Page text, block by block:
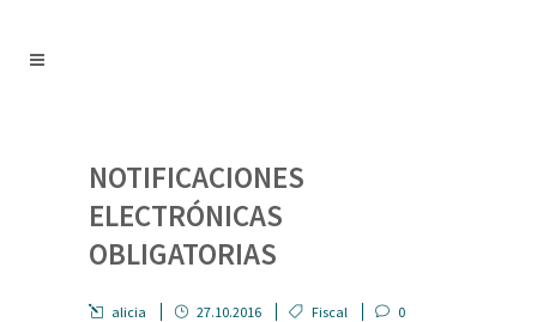
NOTIFICACIONES
ELECTRÓNICAS
OBLIGATORIAS
alicia 27.10.2016 Fiscal
0